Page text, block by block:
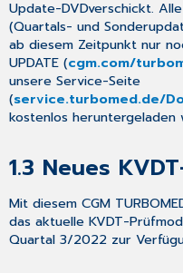
TURBOMED-
YouTube-
Kanal
1.8
Abkündigung
von
Systemen
veralteter
32-
Bit-
Architektur
2
Update-DVDverschickt.
(Quartals- und
ab diesem Zeitpunktnur
UPDATE (cgm.com/
unsereService-Seite
(service.turbomed.de/
kostenlos heruntergeladen
1.3 Neues
Mit diesem CGM
das aktuelle KVDT-
Quartal 3/2022 zur